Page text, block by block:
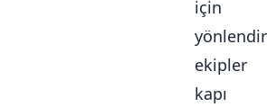
için
ekipler
kapı